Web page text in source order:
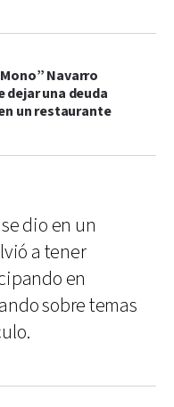
Navarro
dejar una deuda
un restaurante
dio en un
a tener
en
sobre temas